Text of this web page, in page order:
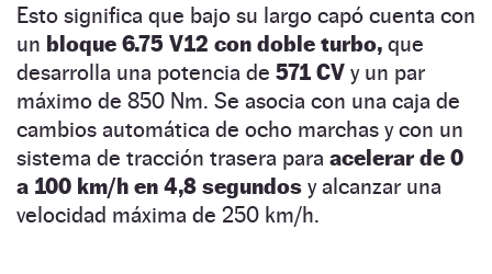
Esto significa que bajo su largo capó cuenta con
un bloque 6.75 V12 con doble turbo, que
desarrolla una potencia de 571 CV y un par
máximo de 850 Nm. Se asocia con una caja de
cambios automática de ocho marchas y con un
sistema de tracción trasera para acelerar de 0
a 100 km/h en 4,8 segundos y alcanzar una
velocidad máxima de 250 km/h.